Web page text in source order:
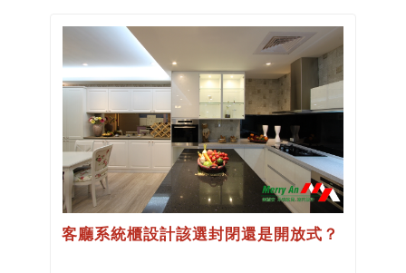
客廳系統櫃設計該選封閉還是開放式？